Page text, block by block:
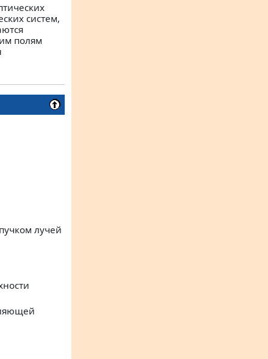
систем,
полям
лучей